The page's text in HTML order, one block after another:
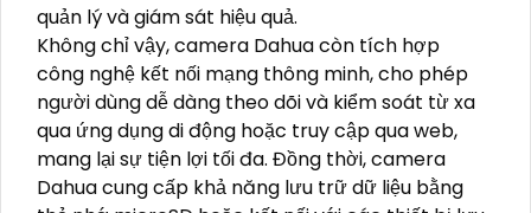
quản lý và giám sát hiệu quả.
Không chỉ vậy, camera Dahua còn tích hợp
công nghệ kết nối mạng thông minh, cho phép
người dùng dễ dàng theo dõi và kiểm soát từ xa
qua ứng dụng di động hoặc truy cập qua web,
mang lại sự tiện lợi tối đa. Đồng thời, camera
Dahua cung cấp khả năng lưu trữ dữ liệu bằng